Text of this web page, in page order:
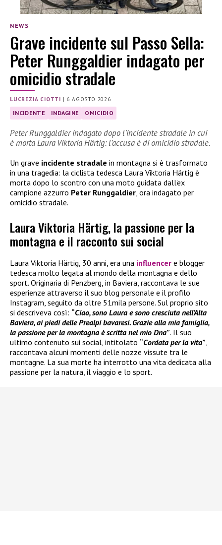
NEWS
Grave incidente sul Passo Sella:
Peter Runggaldier indagato per
omicidio stradale
LUCREZIA CIOTTI | 6 AGOSTO 2026
INCIDENTE INDAGINE OMICIDIO
Peter Runggaldier indagato dopo l’incidente stradale in cui
è morta Laura Viktoria Härtig: l’accusa è di omicidio stradale.
Un grave incidente stradale in montagna si è trasformato
in una tragedia: la ciclista tedesca Laura Viktoria Härtig è
morta dopo lo scontro con una moto guidata dall’ex
campione azzurro Peter Runggaldier, ora indagato per
omicidio stradale.
Laura Viktoria Härtig, la passione per la
montagna e il racconto sui social
Laura Viktoria Härtig, 30 anni, era una influencer e blogger
tedesca molto legata al mondo della montagna e dello
sport. Originaria di Penzberg, in Baviera, raccontava le sue
esperienze attraverso il suo blog personale e il profilo
Instagram, seguito da oltre 51mila persone. Sul proprio sito
si descriveva così: “Ciao, sono Laura e sono cresciuta nell’Alta
Baviera, ai piedi delle Prealpi bavaresi. Grazie alla mia famiglia,
la passione per la montagna è scritta nel mio Dna”. Il suo
ultimo contenuto sui social, intitolato “Cordata per la vita”,
raccontava alcuni momenti delle nozze vissute tra le
montagne. La sua morte ha interrotto una vita dedicata alla
passione per la natura, il viaggio e lo sport.